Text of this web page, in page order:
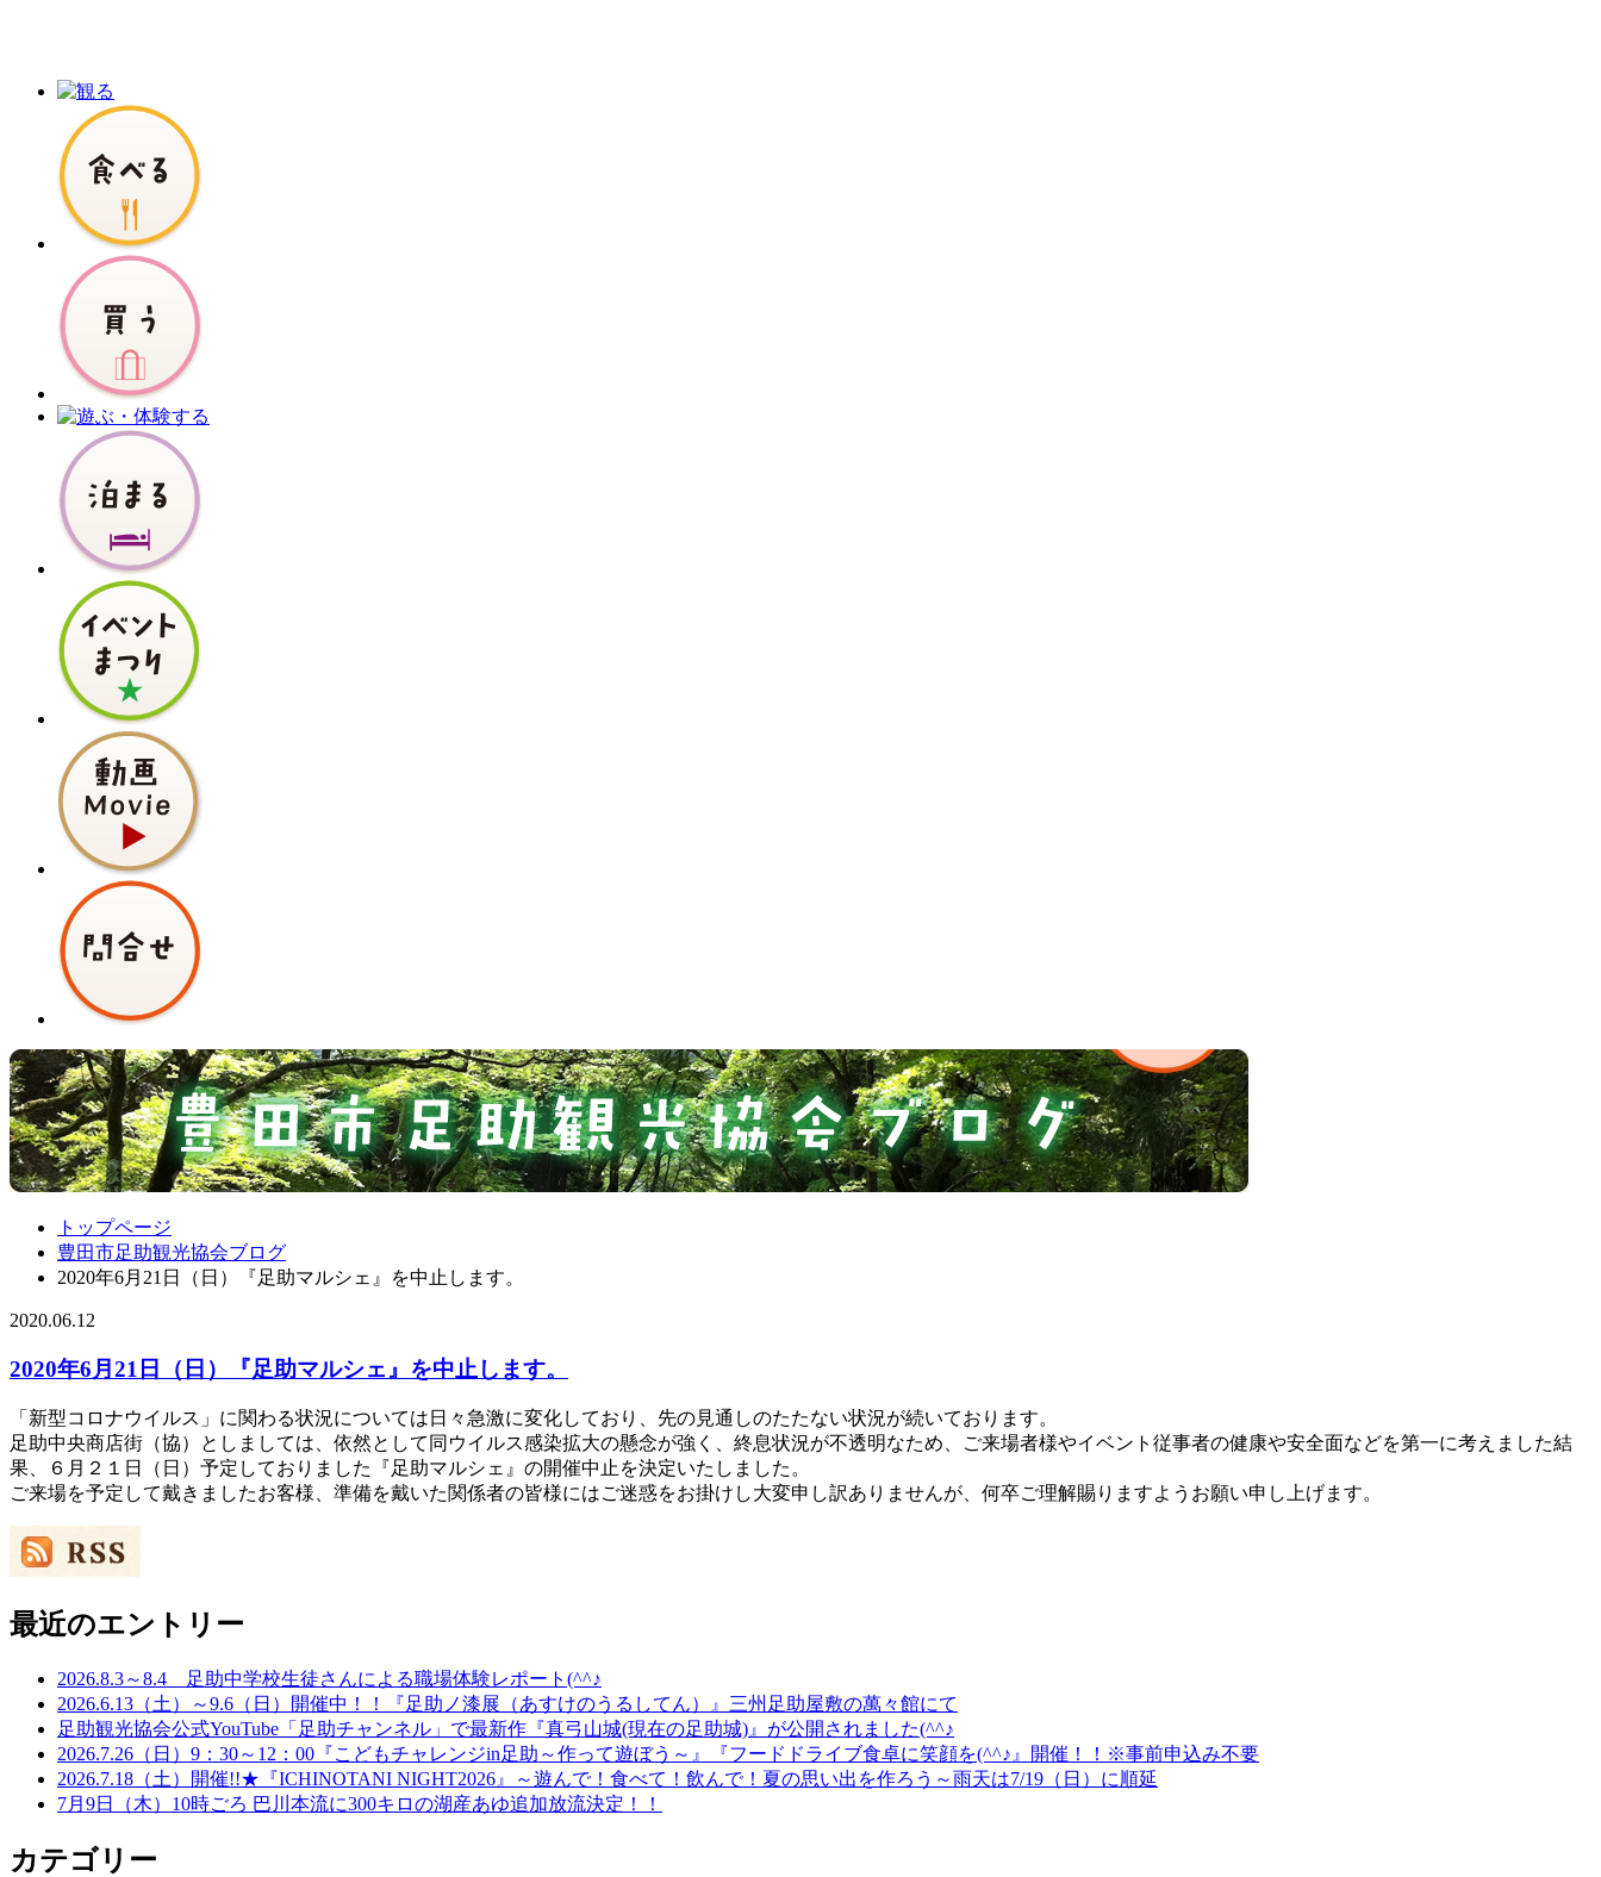
トップページ
豊田市足助観光協会ブログ
2020年6月21日（日）『足助マルシェ』を中止します。
2020.06.12
2020年6月21日（日）『足助マルシェ』を中止します。
「新型コロナウイルス」に関わる状況については日々急激に変化しており、先の見通しのたたない状況が続いております。
足助中央商店街（協）としましては、依然として同ウイルス感染拡大の懸念が強く、終息状況が不透明なため、ご来場者様やイベント従事者の健康や安全面などを第一に考えました結
果、６月２１日（日）予定しておりました『足助マルシェ』の開催中止を決定いたしました。
ご来場を予定して戴きましたお客様、準備を戴いた関係者の皆様にはご迷惑をお掛けし大変申し訳ありませんが、何卒ご理解賜りますようお願い申し上げます。
最近のエントリー
2026.8.3～8.4 足助中学校生徒さんによる職場体験レポート(^^♪
2026.6.13（土）～9.6（日）開催中！！『足助ノ漆展（あすけのうるしてん）』三州足助屋敷の萬々館にて
足助観光協会公式YouTube「足助チャンネル」で最新作『真弓山城(現在の足助城)』が公開されました(^^♪
2026.7.26（日）9：30～12：00『こどもチャレンジin足助～作って遊ぼう～』『フードドライブ食卓に笑顔を(^^♪』開催！！※事前申込み不要
2026.7.18（土）開催!!★『ICHINOTANI NIGHT2026』～遊んで！食べて！飲んで！夏の思い出を作ろう～雨天は7/19（日）に順延
7月9日（木）10時ごろ 巴川本流に300キロの湖産あゆ追加放流決定！！
カテゴリー